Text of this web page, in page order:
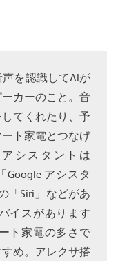
を認識してAIが
カーのこと。音
てくれたり、予
ト家電とつなげ
シスタントは
Google アシスタ
「Siri」などがあ
イスがあります
ト家電の多さで
め。アレクサ搭